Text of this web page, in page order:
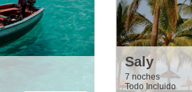
Saly
7 noches
Todo Incluido